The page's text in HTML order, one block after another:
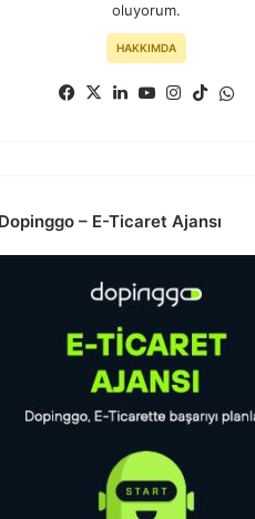
oluyorum.
HAKKIMDA
Facebook
X LinkedInYouTube
Instagram
TikTok
Dopinggo – E-Ticaret Ajansı